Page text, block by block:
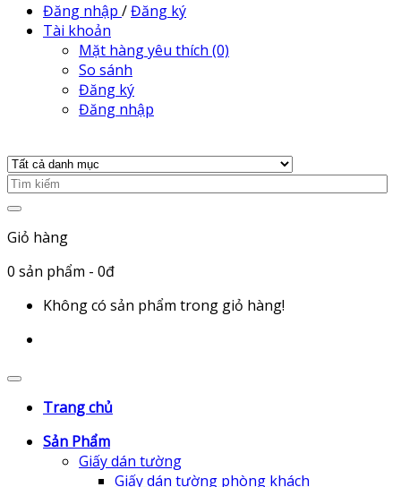
Đăng nhập /Đăng ký
Tài khoản
Mặt hàng yêu thích (0)
So sánh
Đăng ký
Đăng nhập
Giỏ hàng
0 sản phẩm - 0đ
Không có sản phẩm trong giỏ hàng!
Trang chủ
Sản Phẩm
Giấy dán tường
Giấy dán tường phòng khách